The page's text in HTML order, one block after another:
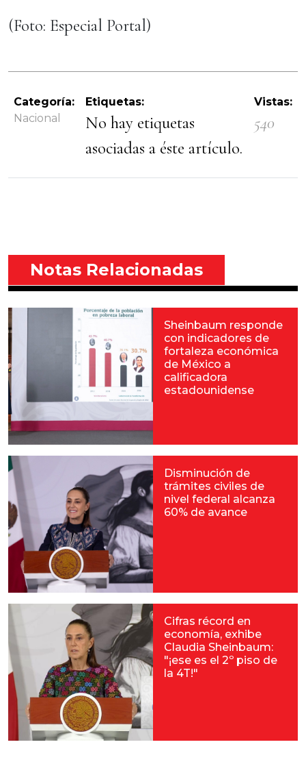
(Foto: Especial Portal)
Categoría:
Nacional
Etiquetas:
No hay etiquetas
asociadas a éste artículo.
Vistas:
540
Notas Relacionadas
Sheinbaum responde
con indicadores de
fortaleza económica
de México a
calificadora
estadounidense
Disminución de
trámites civiles de
nivel federal alcanza
60% de avance
Cifras récord en
economía, exhibe
Claudia Sheinbaum:
"¡ese es el 2º piso de
la 4T!"